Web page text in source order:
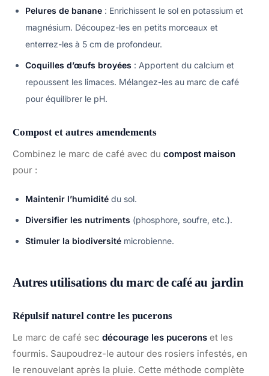
Pelures de banane : Enrichissent le sol en potassium et
magnésium. Découpez-les en petits morceaux et
enterrez-les à 5 cm de profondeur.
Coquilles d’œufs broyées : Apportent du calcium et
repoussent les limaces. Mélangez-les au marc de café
pour équilibrer le pH.
Compost et autres amendements
Combinez le marc de café avec du compost maison
pour :
Maintenir l’humidité du sol.
Diversifier les nutriments (phosphore, soufre, etc.).
Stimuler la biodiversité microbienne.
Autres utilisations du marc de café au jardin
Répulsif naturel contre les pucerons
Le marc de café sec décourage les pucerons et les
fourmis. Saupoudrez-le autour des rosiers infestés, en
le renouvelant après la pluie. Cette méthode complète